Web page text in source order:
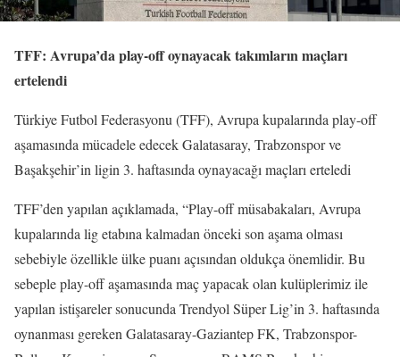
TFF: Avrupa’da play-off oynayacak takımların maçları
ertelendi
Türkiye Futbol Federasyonu (TFF), Avrupa kupalarında play-off
aşamasında mücadele edecek Galatasaray, Trabzonspor ve
Başakşehir’in ligin 3. haftasında oynayacağı maçları erteledi
TFF’den yapılan açıklamada, “Play-off müsabakaları, Avrupa
kupalarında lig etabına kalmadan önceki son aşama olması
sebebiyle özellikle ülke puanı açısından oldukça önemlidir. Bu
sebeple play-off aşamasında maç yapacak olan kulüplerimiz ile
yapılan istişareler sonucunda Trendyol Süper Lig’in 3. haftasında
oynanması gereken Galatasaray-Gaziantep FK, Trabzonspor-